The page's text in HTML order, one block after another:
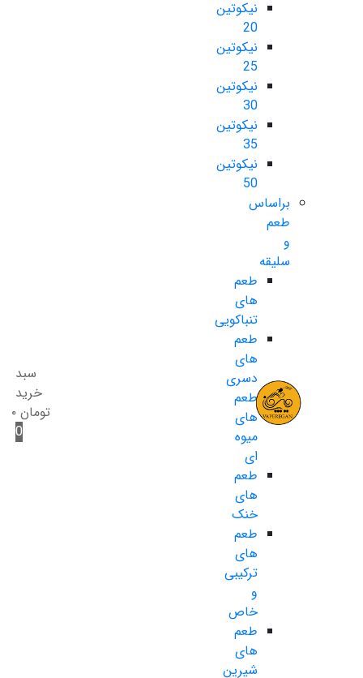
نیکوتین
20
نیکوتین
25
نیکوتین
30
نیکوتین
35
نیکوتین
50
براساس
طعم
و
سلیقه
طعم
های
تنباکویی
طعم
های
دسری
طعم
های
میوه
ای
طعم
های
خنک
طعم
های
ترکیبی
و
خاص
طعم
های
شیرین
سبد
خرید
تومان ۰
0